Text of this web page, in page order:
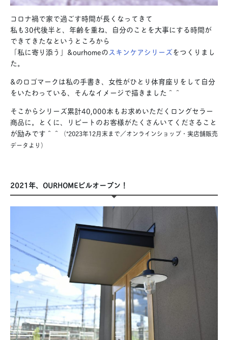
コロナ禍で家で過ごす時間が長くなってきて
私も30代後半と、年齢を重ね、自分のことを大事にする時間が
できてきたなというところから
「私に寄り添う」&ourhomeのスキンケアシリーズをつくりまし
た。
&のロゴマークは私の手書き、女性がひとり体育座りをして自分
をいたわっている、そんなイメージで描きました＾＾
そこからシリーズ累計40,000本もお求めいただくロングセラー
商品に。とくに、リピートのお客様がたくさんいてくださること
が励みです＾＾
（*2023年12月末まで／オンラインショップ・実店舗販売
データより）
2021年、OURHOMEビルオープン！